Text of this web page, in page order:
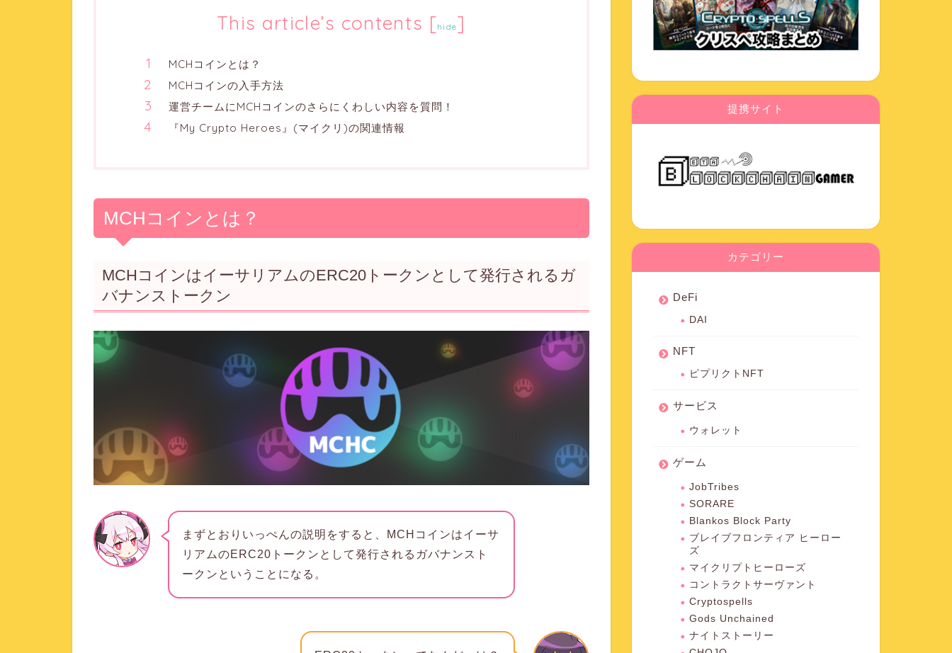
This article’s contents [hide]
MCHコインとは？
MCHコインの入手方法
運営チームにMCHコインのさらにくわしい内容を質問！
『My Crypto Heroes』(マイクリ)の関連情報
MCHコインとは？
MCHコインはイーサリアムのERC20トークンとして発行されるガ
バナンストークン
まずとおりいっぺんの説明をすると、 MCHコインはイーサ
リアムのERC20トークンとして発行されるガバナンスト
ークン ということになる。
提携サイト
カテゴリー
DeFi
DAI
NFT
ピプリクトNFT
サービス
ウォレット
ゲーム
JobTribes
SORARE
Blankos Block Party
ブレイブフロンティア ヒーロー
ズ
マイクリプトヒーローズ
コントラクトサーヴァント
Cryptospells
Gods Unchained
ナイトストーリー